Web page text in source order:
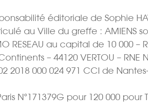
éditoriale de Sophie
au Ville du greffe : AMIENS
RESEAU au capital de 10 000 –
– 44120 VERTOU – RNE
2018 000 024 971 CCI de
N°171379G pour 120 000 pour